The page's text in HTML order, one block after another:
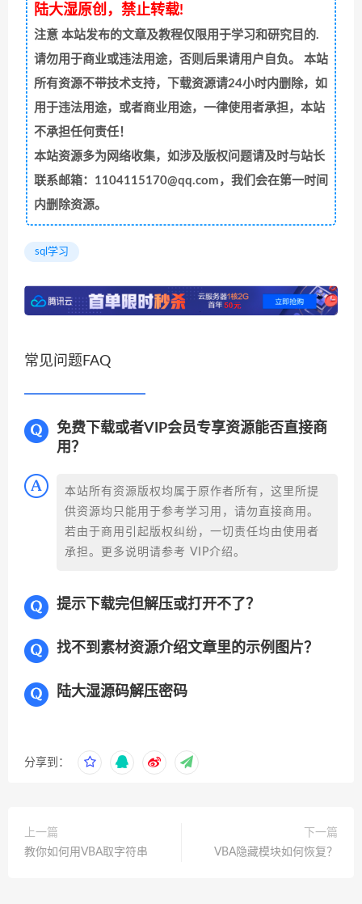
陆大湿原创，禁止转载!
注意本站发布的文章及教程仅限用于学习和研究目的.
请勿用于商业或违法用途，否则后果请用户自负。 本站
所有资源不带技术支持，下载资源请24小时内删除，如
用于违法用途，或者商业用途，一律使用者承担，本站
不承担任何责任！
本站资源多为网络收集，如涉及版权问题请及时与站长
联系邮箱：1104115170@qq.com，我们会在第一时间
内删除资源。
sql学习
常见问题FAQ
免费下载或者VIP会员专享资源能否直接商
用？
本站所有资源版权均属于原作者所有，这里所提
供资源均只能用于参考学习用，请勿直接商用。
若由于商用引起版权纠纷，一切责任均由使用者
承担。更多说明请参考 VIP介绍。
提示下载完但解压或打开不了？
找不到素材资源介绍文章里的示例图片？
陆大湿源码解压密码
分享到：
上一篇
教你如何用VBA取字符串
下一篇
VBA隐藏模块如何恢复？